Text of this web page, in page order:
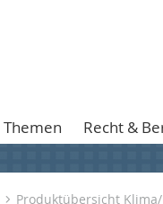
Themen Recht &
Produktübersicht